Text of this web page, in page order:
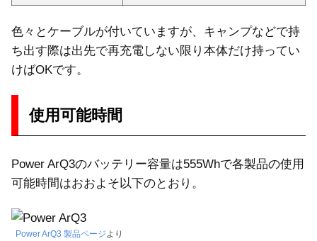
色々とケーブルが付いていますが、キャンプなどで持
ち出す際は出先で再充電しない限り本体だけ持ってい
けばOKです。
使用可能時間
Power ArQ3のバッテリー容量は555Whで各製品の使用
可能時間はおおよそ以下のとおり。
Power ArQ3 製品ページ より